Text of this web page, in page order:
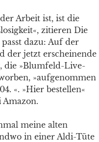
Arbeit ist, ist die
zitieren Die
dazu: Auf der
der jetzt erscheinende
die »Blumfeld-Live-
»aufgenommen
«. »Hier bestellen«
meine alten
in einer Aldi-Tüte